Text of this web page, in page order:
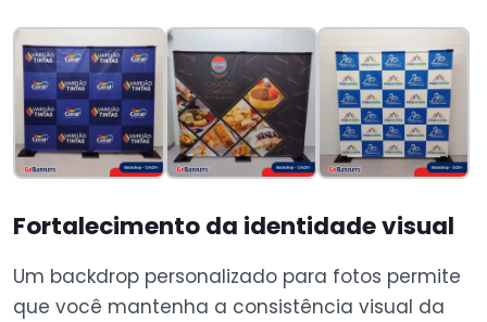
Fortalecimento da identidade visual
Um backdrop personalizado para fotos permite
que você mantenha a consistência visual da